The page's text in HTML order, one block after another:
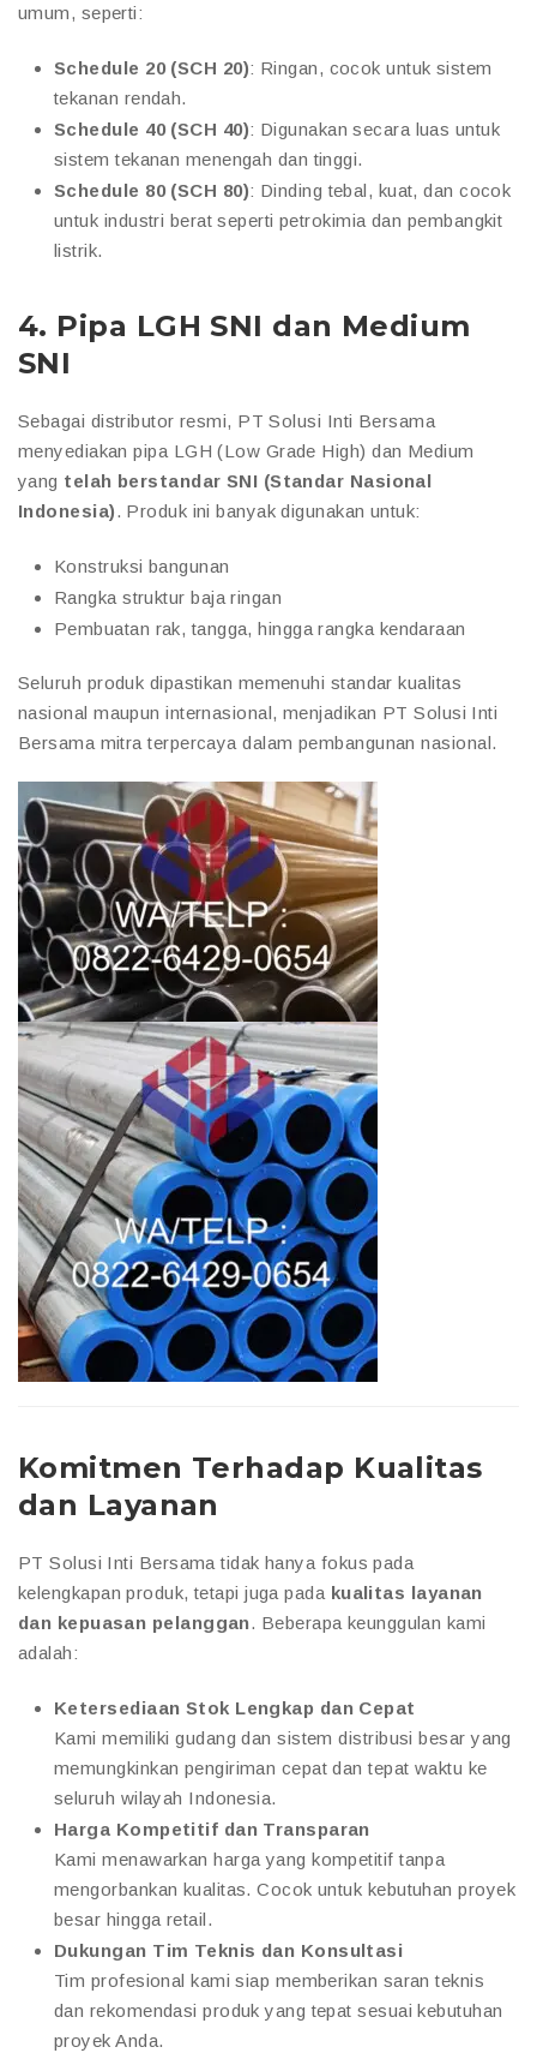
umum, seperti:
Schedule 20 (SCH 20): Ringan, cocok untuk sistem
tekanan rendah.
Schedule 40 (SCH 40): Digunakan secara luas untuk
sistem tekanan menengah dan tinggi.
Schedule 80 (SCH 80): Dinding tebal, kuat, dan cocok
untuk industri berat seperti petrokimia dan pembangkit
listrik.
4. Pipa LGH SNI dan Medium
SNI
Sebagai distributor resmi, PT Solusi Inti Bersama
menyediakan pipa LGH (Low Grade High) dan Medium
yang telah berstandar SNI (Standar Nasional
Indonesia). Produk ini banyak digunakan untuk:
Konstruksi bangunan
Rangka struktur baja ringan
Pembuatan rak, tangga, hingga rangka kendaraan
Seluruh produk dipastikan memenuhi standar kualitas
nasional maupun internasional, menjadikan PT Solusi Inti
Bersama mitra terpercaya dalam pembangunan nasional.
Komitmen Terhadap Kualitas
dan Layanan
PT Solusi Inti Bersama tidak hanya fokus pada
kelengkapan produk, tetapi juga pada kualitas layanan
dan kepuasan pelanggan. Beberapa keunggulan kami
adalah:
Ketersediaan Stok Lengkap dan Cepat
Kami memiliki gudang dan sistem distribusi besar yang
memungkinkan pengiriman cepat dan tepat waktu ke
seluruh wilayah Indonesia.
Harga Kompetitif dan Transparan
Kami menawarkan harga yang kompetitif tanpa
mengorbankan kualitas. Cocok untuk kebutuhan proyek
besar hingga retail.
Dukungan Tim Teknis dan Konsultasi
Tim profesional kami siap memberikan saran teknis
dan rekomendasi produk yang tepat sesuai kebutuhan
proyek Anda.